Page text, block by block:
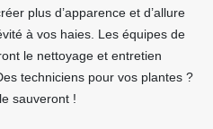
plus d’apparence et d’allure
à vos haies. Les équipes de
le nettoyage et entretien
techniciens pour vos plantes ?
sauveront !